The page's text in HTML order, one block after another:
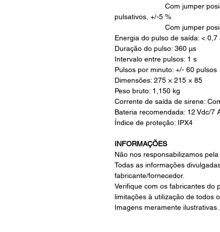
Com jumper posição
pulsativos, +/-5 %
Com jumper posição
Energia do pulso de saída: < 0,7
Duração do pulso: 360 µs
Intervalo entre pulsos: 1 s
Pulsos por minuto: +/- 60 pulsos
Dimensões: 275 × 215 × 85
Peso bruto: 1,150 kg
Corrente de saída de sirene:
Bateria recomendada: 12 Vdc/7
Índice de proteção: IPX4
INFORMAÇÕES
Não nos responsabilizamos
Todas as informações
fabricante/fornecedor.
Verifique com os fabricantes do
limitações à utilização de todos
Imagens meramente ilustrativas.